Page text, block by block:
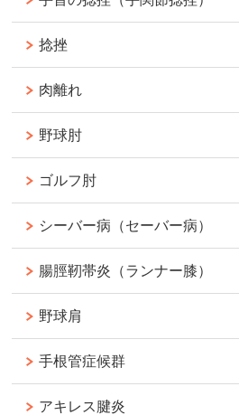
捻挫
肉離れ
野球肘
ゴルフ肘
シーバー病（セーバー病）
腸脛靭帯炎（ランナー膝）
野球肩
手根管症候群
アキレス腱炎